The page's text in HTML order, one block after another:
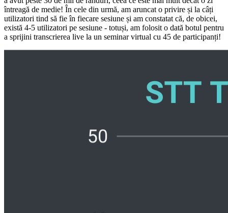
întreagă de medie! În cele din urmă, am aruncat o privire și la câți
utilizatori tind să fie în fiecare sesiune și am constatat că, de obicei,
există 4-5 utilizatori pe sesiune - totuși, am folosit o dată botul pentru
a sprijini transcrierea live la un seminar virtual cu 45 de participanți!